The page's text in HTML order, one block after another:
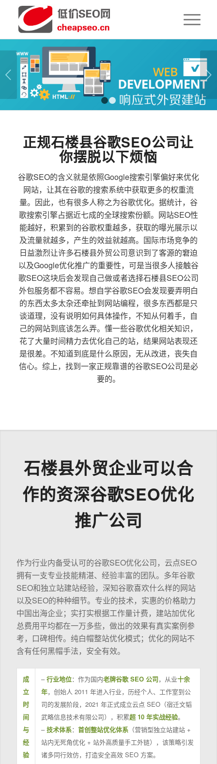
下一页
1 2
正规石楼县谷歌SEO公司让
你摆脱以下烦恼
谷歌SEO的含义就是依照Google搜索引擎偏好来优化
网站，让其在谷歌的搜索系统中获取更多的权重流
量。因此，也有很多人称之为谷歌优化。据统计，谷
歌搜索引擎占据近七成的全球搜索份额。网站SEO性
能越好，积累到的谷歌权重越多，获取的曝光展示以
及流量就越多，产生的效益就越高。国际市场竞争的
日益激烈让许多石楼县外贸公司意识到了客源的窘迫
以及Google优化推广的重要性，可是当很多人接触谷
歌SEO这块后会发现自己做或者选择石楼县SEO公司
外包服务都不容易。想自学谷歌SEO会发现要弄明白
的东西太多太杂还牵扯到网站编程，很多东西都是只
谈道理，没有说明如何具体操作，不知从何着手，自
己的网站到底该怎么弄。懂一些谷歌优化相关知识，
花了大量时间精力去优化自己的站，结果网站表现还
是很差。不知道到底是什么原因，无从改进，丧失自
信心。综上，找到一家正规靠谱的谷歌SEO公司是必
要的。
石楼县外贸企业可以合
作的资深谷歌SEO优化
推广公司
作为行业内备受认可的谷歌SEO优化公司，云点SEO
拥有一支专业技能精湛、经验丰富的团队。多年谷歌
SEO和独立站建站经验，深知谷歌喜欢什么样的网站
以及SEO的种种细节。专业的技术，实惠的价格助力
中国出海企业；实打实根据工作量计费，建站加优化
总费用平均都在一万多些，做出的效果有真实案例参
考，口碑相传。纯白帽整站优化模式；优化的网站不
含有任何黑帽手法，安全有效。
成
立
时
间
与
经
验
–行业地位：作为国内老牌谷歌 SEO 公司，从业十余
年，创始人 2011 年进入行业，历经个人、工作室到公
司的发展阶段，2021 年正式成立云点 SEO（宿迁文韬
武略信息技术有限公司），积累超 10 年实战经验。
–技术体系： 首创整站优化体系（营销型独立站建站 +
站内无死角优化 + 站外高质量手工外链），该策略引发
诸多同行效仿，打造安全高效 SEO 方案。